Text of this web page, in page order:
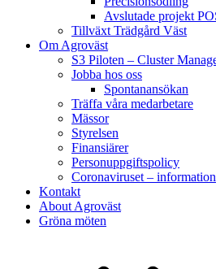
Avslutade projekt
Tillväxt Trädgård Väst
Om Agroväst
S3 Piloten – Cluster
Jobba hos oss
Spontanansökan
Träffa våra medarbetare
Mässor
Styrelsen
Finansiärer
Personuppgiftspolicy
Coronaviruset – information
Kontakt
About Agroväst
Gröna möten